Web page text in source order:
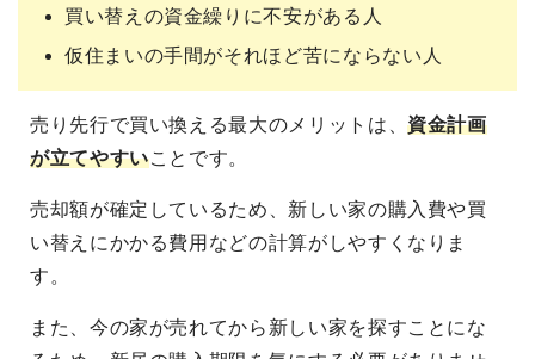
買い替えの資金繰りに不安がある人
仮住まいの手間がそれほど苦にならない人
売り先行で買い換える最大のメリットは、資金計画
が立てやすいことです。
売却額が確定しているため、新しい家の購入費や買
い替えにかかる費用などの計算がしやすくなりま
す。
また、今の家が売れてから新しい家を探すことにな